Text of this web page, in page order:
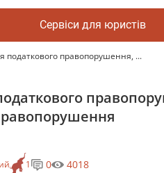
Сервіси для юристів
податкового правопорушення, ...
1 0 4018